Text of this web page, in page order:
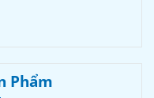
Phẩm